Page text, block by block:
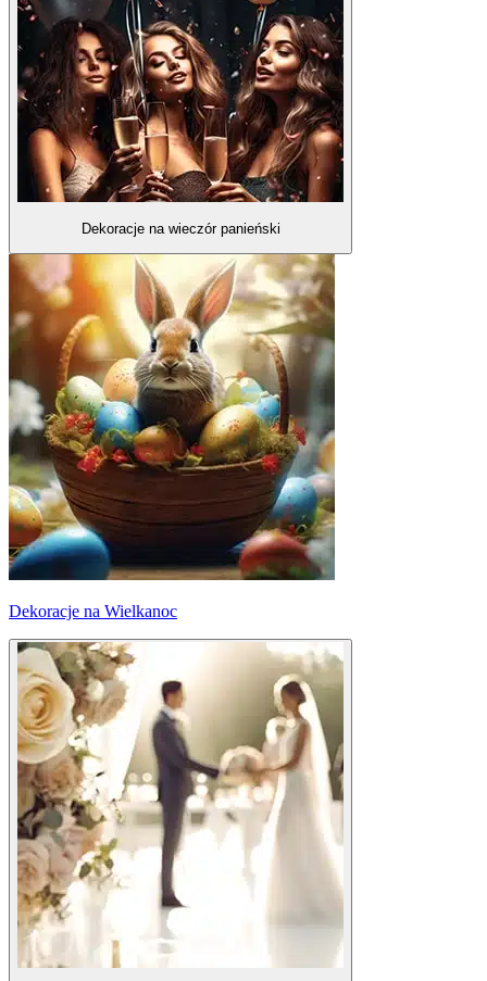
Dekoracje na wieczór panieński
Dekoracje na Wielkanoc